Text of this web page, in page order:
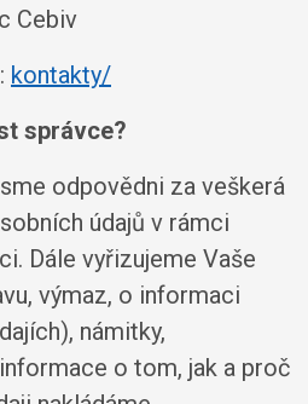
Cebiv
kontakty/
správce?
odpovědni za veškerá
údajů v rámci
Dále vyřizujeme Vaše
výmaz, o informaci
námitky,
o tom, jak a proč